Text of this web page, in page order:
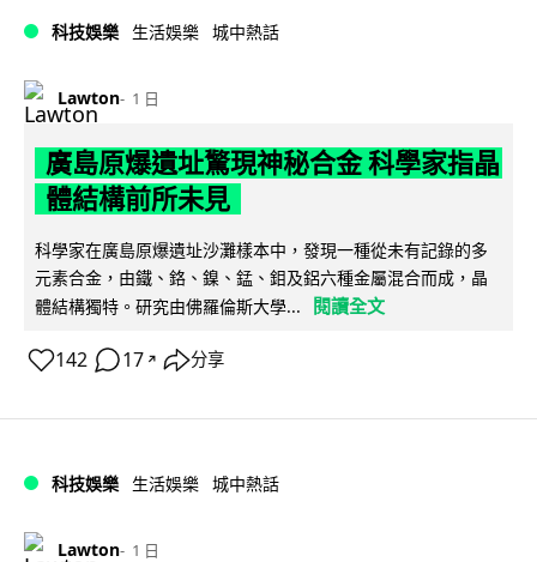
科技娛樂 生活娛樂 城中熱話
Lawton 1 日
廣島原爆遺址驚現神秘合金 科學家指晶
體結構前所未見
科學家在廣島原爆遺址沙灘樣本中，發現一種從未有記錄的多
元素合金，由鐵、鉻、鎳、錳、鉬及鋁六種金屬混合而成，晶
體結構獨特。研究由佛羅倫斯大學...
閱讀全文
142 17 ↗ 分享
科技娛樂 生活娛樂 城中熱話
Lawton 1 日